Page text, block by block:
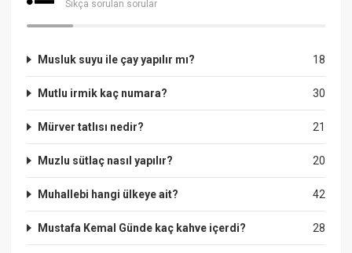
Sıkça sorulan sorular
18
Musluk suyu ile çay yapılır mı?
30
Mutlu irmik kaç numara?
21
Mürver tatlısı nedir?
20
Muzlu sütlaç nasıl yapılır?
42
Muhallebi hangi ülkeye ait?
28
Mustafa Kemal Günde kaç kahve içerdi?